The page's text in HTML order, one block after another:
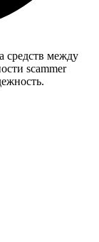
средств между
scammer